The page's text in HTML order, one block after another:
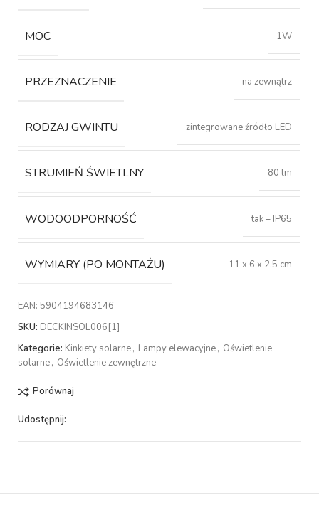
MOC 1W
PRZEZNACZENIE na zewnątrz
RODZAJ GWINTU zintegrowane źródło LED
STRUMIEŃ ŚWIETLNY 80 lm
WODOODPORNOŚĆ tak – IP65
WYMIARY (PO MONTAŻU) 11 x 6 x 2.5 cm
EAN: 5904194683146
SKU: DECKINSOL006[1]
Kategorie: Kinkiety solarne, Lampy elewacyjne, Oświetlenie
solarne, Oświetlenie zewnętrzne
Porównaj
Udostępnij: